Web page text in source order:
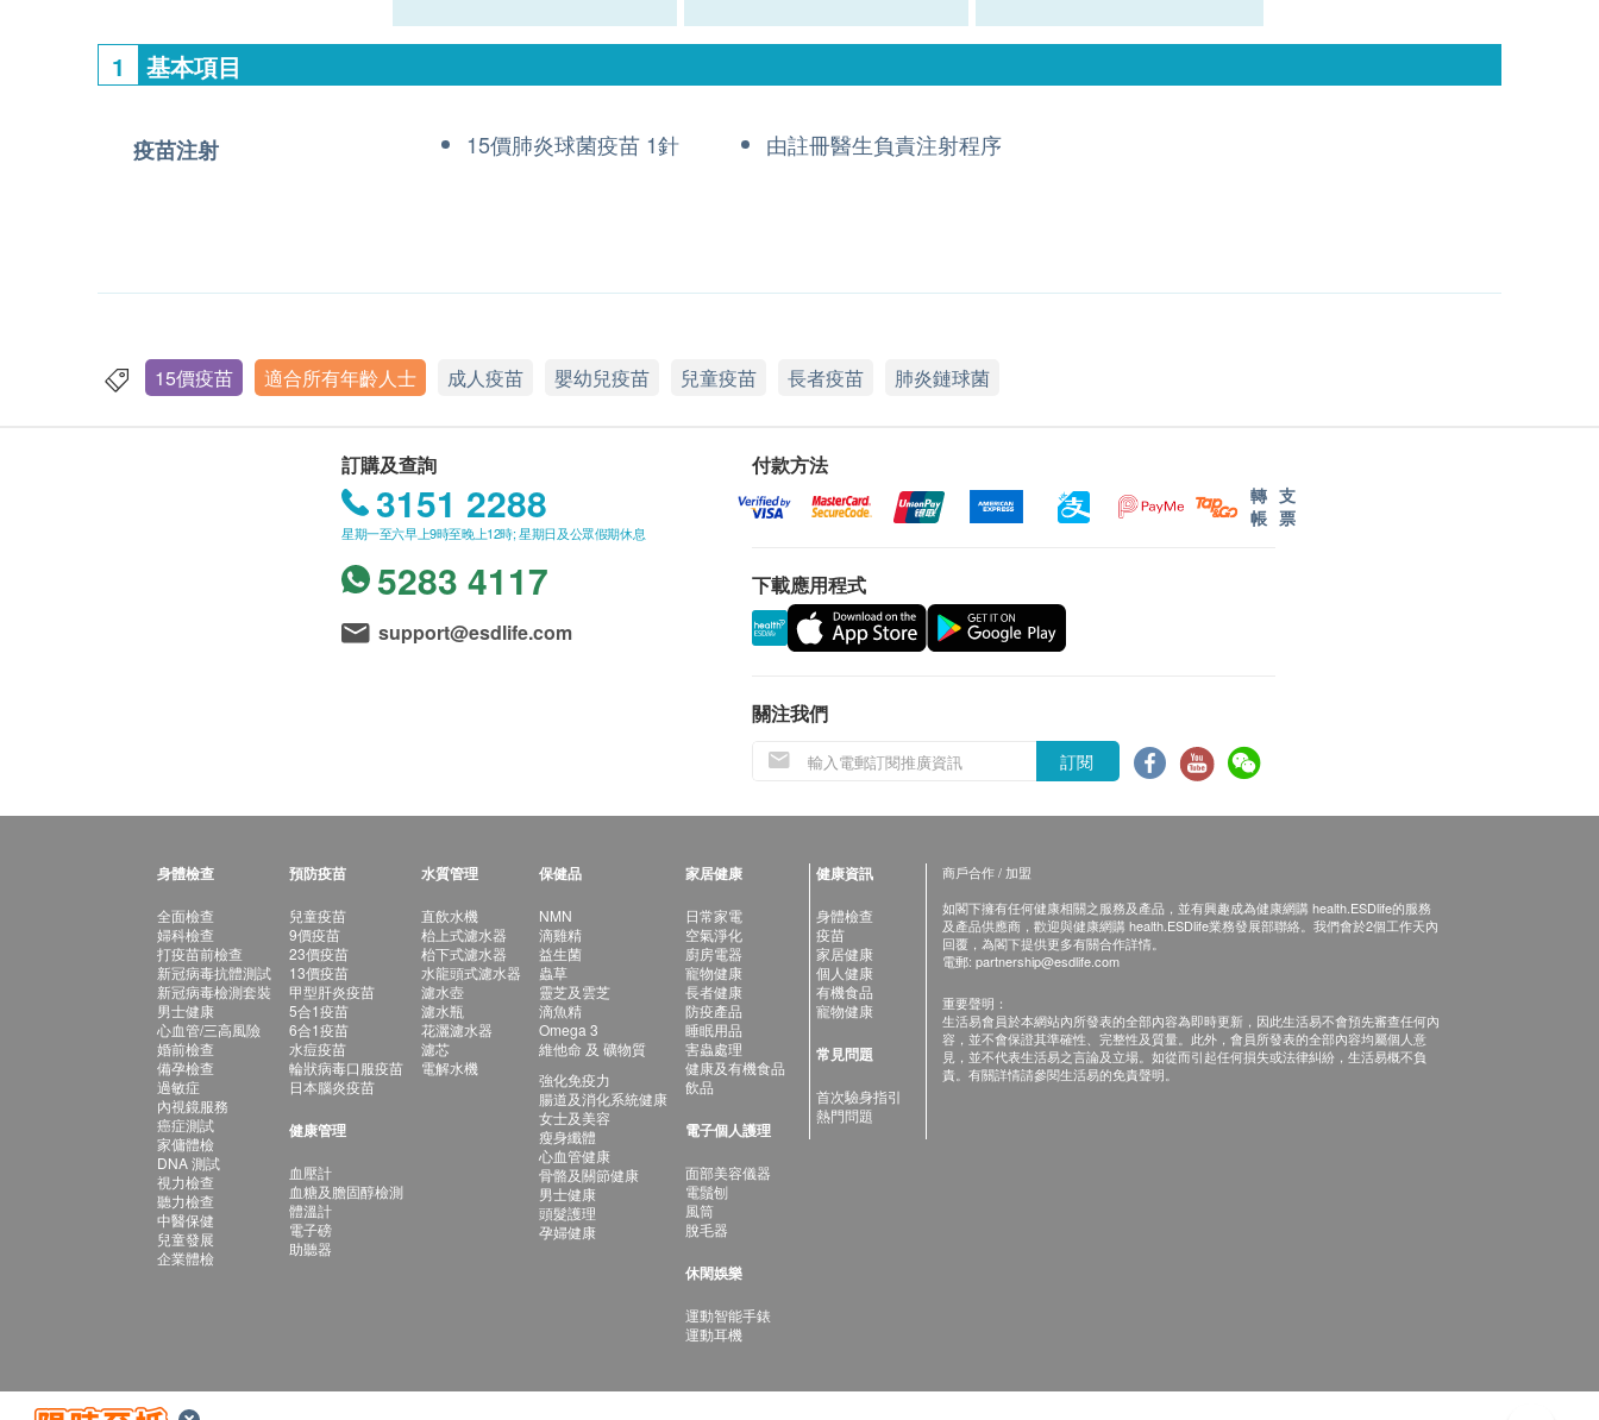
1 基本項目
疫苗注射 15價肺炎球菌疫苗 1針 由註冊醫生負責注射程序
15價疫苗 適合所有年齡人士 成人疫苗 嬰幼兒疫苗 兒童疫苗 長者疫苗 肺炎鏈球菌
訂購及查詢
3151 2288
星期一至六早上9時至晚上12時; 星期日及公眾假期休息
5283 4117
support@esdlife.com
付款方法
轉
帳
支
票
下載應用程式
關注我們
訂閱
身體檢查
全面檢查
婦科檢查
打疫苗前檢查
新冠病毒抗體測試
新冠病毒檢測套裝
男士健康
心血管/三高風險
婚前檢查
備孕檢查
過敏症
內視鏡服務
癌症測試
家傭體檢
DNA 測試
視力檢查
聽力檢查
中醫保健
兒童發展
企業體檢
預防疫苗
兒童疫苗
9價疫苗
23價疫苗
13價疫苗
甲型肝炎疫苗
5合1疫苗
6合1疫苗
水痘疫苗
輪狀病毒口服疫苗
日本腦炎疫苗
健康管理
血壓計
血糖及膽固醇檢測
體溫計
電子磅
助聽器
水質管理
直飲水機
枱上式濾水器
枱下式濾水器
水龍頭式濾水器
濾水壺
濾水瓶
花灑濾水器
濾芯
電解水機
保健品
NMN
滴雞精
益生菌
蟲草
靈芝及雲芝
滴魚精
Omega 3
維他命 及 礦物質
強化免疫力
腸道及消化系統健康
女士及美容
瘦身纖體
心血管健康
骨骼及關節健康
男士健康
頭髮護理
孕婦健康
家居健康
日常家電
空氣淨化
廚房電器
寵物健康
長者健康
防疫產品
睡眠用品
害蟲處理
健康及有機食品
飲品
電子個人護理
面部美容儀器
電鬚刨
風筒
脫毛器
休閑娛樂
運動智能手錶
運動耳機
健康資訊
身體檢查
疫苗
家居健康
個人健康
有機食品
寵物健康
常見問題
首次驗身指引
熱門問題
商戶合作 / 加盟
如閣下擁有任何健康相關之服務及產品，並有興趣成為健康網購 health.ESDlife的服務
及產品供應商，歡迎與健康網購 health.ESDlife業務發展部聯絡。我們會於2個工作天內
回覆，為閣下提供更多有關合作詳情。
電郵: partnership@esdlife.com
重要聲明：
生活易會員於本網站內所發表的全部內容為即時更新，因此生活易不會預先審查任何內
容，並不會保證其準確性、完整性及質量。此外，會員所發表的全部內容均屬個人意
見，並不代表生活易之言論及立場。如從而引起任何損失或法律糾紛，生活易概不負
責。有關詳情請參閱生活易的免責聲明。